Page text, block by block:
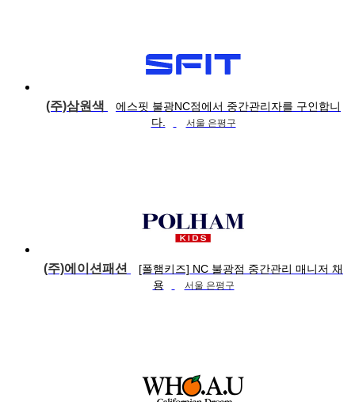
(주)삼원색
에스핏 불광NC점에서 중간관리자를 구인합니
다.
서울 은평구
(주)에이션패션
[폴햄키즈] NC 불광점 중간관리 매니저 채
용
서울 은평구